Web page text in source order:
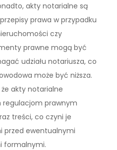
akty notarialne są
prawa w przypadku
czy
prawne mogą być
udziału notariusza, co
może być niższa.
akty notarialne
regulacjom prawnym
treści, co czyni je
przed ewentualnymi
formalnymi.